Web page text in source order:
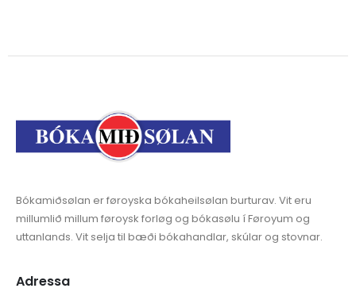
Bókamiðsølan er føroyska bókaheilsølan burturav. Vit eru
millumlið millum føroysk forløg og bókasølu í Føroyum og
uttanlands. Vit selja til bæði bókahandlar, skúlar og stovnar.
Adressa